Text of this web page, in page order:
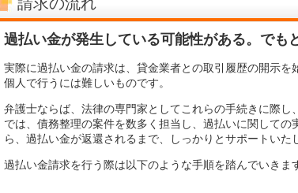
過払い金が発生している可能性がある。でも
実際に過払い金の請求は、貸金業者との取引履歴の開示を
個人で行うには難しいものです。
弁護士ならば、法律の専門家としてこれらの手続きに際
では、債務整理の案件を数多く担当し、過払いに関して
ら、過払い金が返還されるまで、しっかりとサポートいた
過払い金請求を行う際は以下のような手順を踏んでいきま